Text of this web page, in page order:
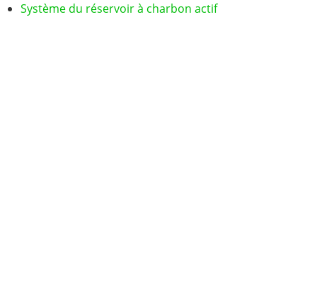
Système du réservoir à charbon actif